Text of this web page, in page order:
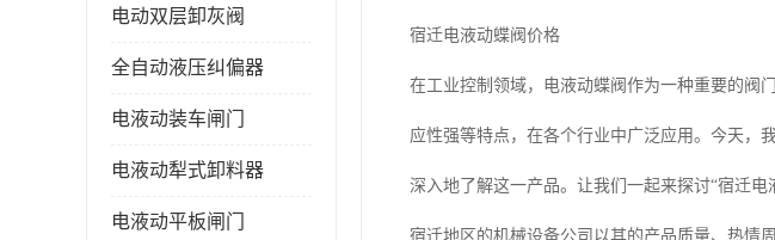
电动双层卸灰阀
全自动液压纠偏器
电液动装车闸门
电液动犁式卸料器
电液动平板闸门
宿迁电液动蝶阀价格
在工业控制领域，电液动蝶阀作为一种重要的阀
应性强等特点，在各个行业中广泛应用。今天，
深入地了解这一产品。让我们一起来探讨“宿迁电
宿迁地区的机械设备公司以其的产品质量、热情